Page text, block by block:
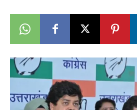
Breaking
News